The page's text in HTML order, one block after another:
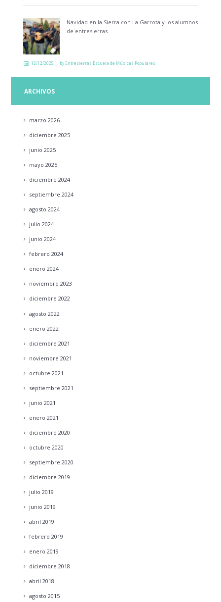
Navidad en la Sierra con La Garrota y los alumnos
de entresierras
12/12/2025 by Entresierras Escuela de Músicas Populares
ARCHIVOS
marzo 2026
diciembre 2025
junio 2025
mayo 2025
diciembre 2024
septiembre 2024
agosto 2024
julio 2024
junio 2024
febrero 2024
enero 2024
noviembre 2023
diciembre 2022
agosto 2022
enero 2022
diciembre 2021
noviembre 2021
octubre 2021
septiembre 2021
junio 2021
enero 2021
diciembre 2020
octubre 2020
septiembre 2020
diciembre 2019
julio 2019
junio 2019
abril 2019
febrero 2019
enero 2019
diciembre 2018
abril 2018
agosto 2015